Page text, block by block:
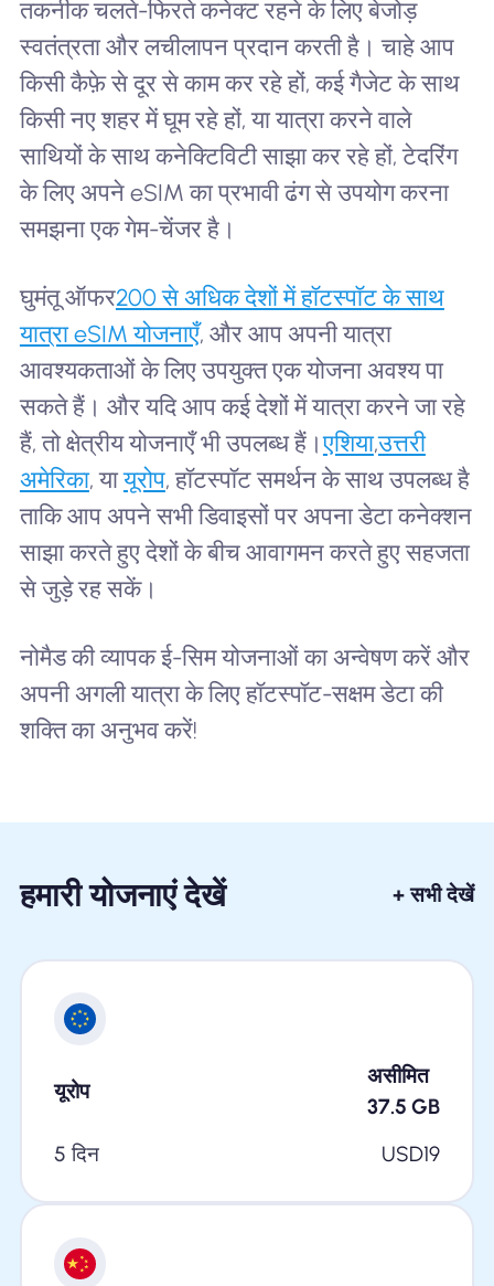
तकनीक चलते-फिरते कनेक्ट रहने के लिए बेजोड़
स्वतंत्रता और लचीलापन प्रदान करती है। चाहे आप
किसी कैफ़े से दूर से काम कर रहे हों, कई गैजेट के साथ
किसी नए शहर में घूम रहे हों, या यात्रा करने वाले
साथियों के साथ कनेक्टिविटी साझा कर रहे हों, टेदरिंग
के लिए अपने eSIM का प्रभावी ढंग से उपयोग करना
समझना एक गेम-चेंजर है।
घुमंतू ऑफर200 से अधिक देशों में हॉटस्पॉट के साथ
यात्रा eSIM योजनाएँ, और आप अपनी यात्रा
आवश्यकताओं के लिए उपयुक्त एक योजना अवश्य पा
सकते हैं। और यदि आप कई देशों में यात्रा करने जा रहे
हैं, तो क्षेत्रीय योजनाएँ भी उपलब्ध हैं।एशिया,उत्तरी
अमेरिका, यायूरोप, हॉटस्पॉट समर्थन के साथ उपलब्ध है
ताकि आप अपने सभी डिवाइसों पर अपना डेटा कनेक्शन
साझा करते हुए देशों के बीच आवागमन करते हुए सहजता
से जुड़े रह सकें।
नोमैड की व्यापक ई-सिम योजनाओं का अन्वेषण करें और
अपनी अगली यात्रा के लिए हॉटस्पॉट-सक्षम डेटा की
शक्ति का अनुभव करें!
हमारी योजनाएं देखें + सभी देखें
यूरोप
असीमित
37.5 GB
5 दिन
USD19